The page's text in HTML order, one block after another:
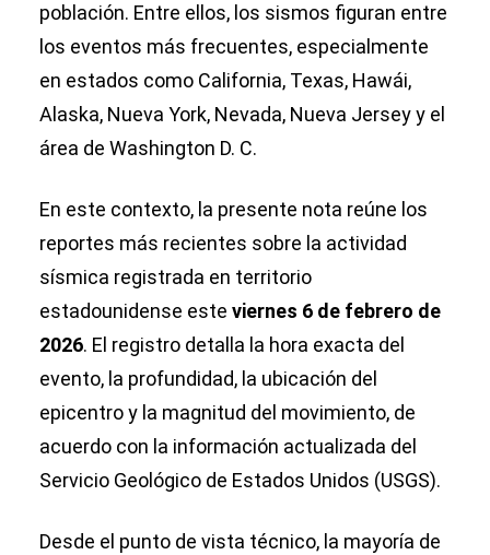
población. Entre ellos, los sismos figuran entre
los eventos más frecuentes, especialmente
en estados como California, Texas, Hawái,
Alaska, Nueva York, Nevada, Nueva Jersey y el
área de Washington D. C.
En este contexto, la presente nota reúne los
reportes más recientes sobre la actividad
sísmica registrada en territorio
estadounidense este viernes 6 de febrero de
2026. El registro detalla la hora exacta del
evento, la profundidad, la ubicación del
epicentro y la magnitud del movimiento, de
acuerdo con la información actualizada del
Servicio Geológico de Estados Unidos (USGS).
Desde el punto de vista técnico, la mayoría de